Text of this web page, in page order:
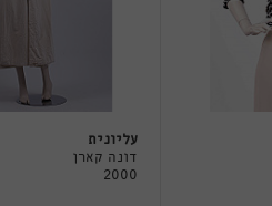
עליונית
דונה קארן
2000